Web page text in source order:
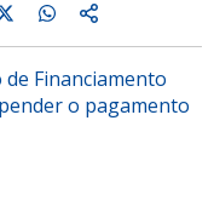
Financiamento
o pagamento